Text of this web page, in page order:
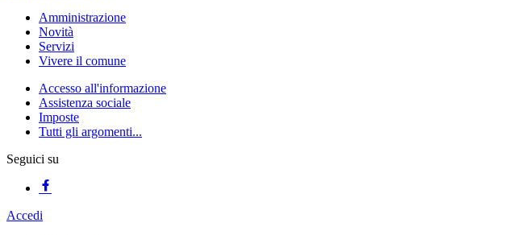
Amministrazione
Novità
Servizi
Vivere il comune
Accesso all'informazione
Assistenza sociale
Imposte
Tutti gli argomenti...
Seguici su
Accedi